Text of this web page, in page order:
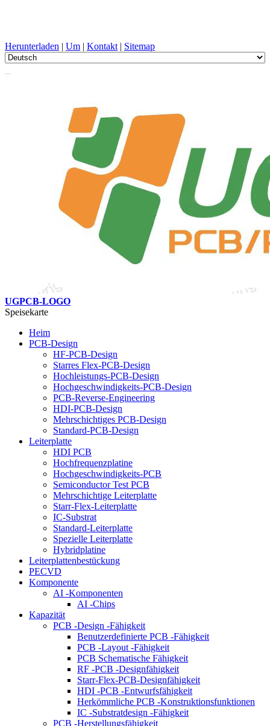
Herunterladen | Um | Kontakt | Sitemap
UGPCB-LOGO
Speisekarte
Heim
PCB-Design
HF-PCB-Design
Starres Flex-PCB-Design
Hochleistungs-PCB-Design
Hochgeschwindigkeits-PCB-Design
PCB-Reverse-Engineering
HDI-PCB-Design
Mehrschichtiges PCB-Design
Standard-PCB-Design
Leiterplatte
HDI PCB
Hochfrequenzplatine
Hochgeschwindigkeits-PCB
Semiconductor Test PCB
Mehrschichtige Leiterplatte
Starr-Flex-Leiterplatte
IC-Substrat
Standard-Leiterplatte
Spezielle Leiterplatte
Hybridplatine
Leiterplattenbestückung
PECVD
Komponente
AI -Komponenten
AI -Chips
Kapazität
PCB -Design -Fähigkeit
Benutzerdefinierte PCB -Fähigkeit
PCB -Layout -Fähigkeit
PCB Schematische Fähigkeit
RF -PCB -Designfähigkeit
Starr-Flex-PCB-Designfähigkeit
HDI -PCB -Entwurfsfähigkeit
Herkömmliche PCB -Konstruktionsfunktionen
IC -Substratdesign -Fähigkeit
PCB -Herstellungsfähigkeit